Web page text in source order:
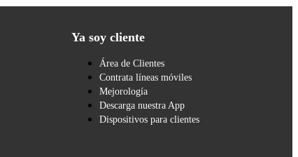
Ya soy cliente
Área de Clientes
Contrata líneas móviles
Mejorología
Descarga nuestra App
Dispositivos para clientes